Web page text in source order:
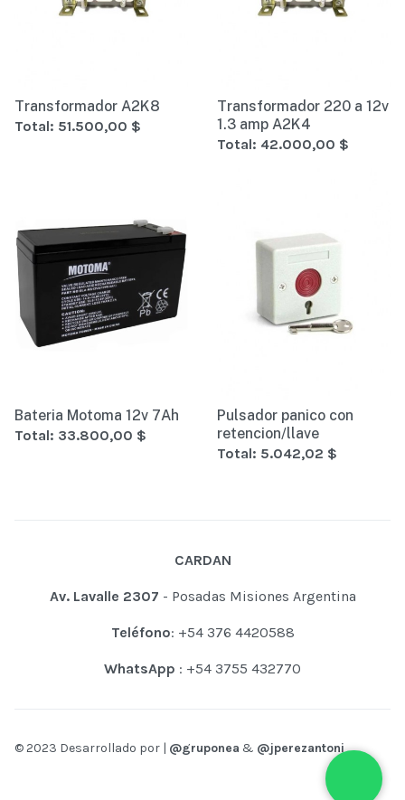
Transformador A2K8
Total: 51.500,00 $
Transformador 220 a 12v
1.3 amp A2K4
Total: 42.000,00 $
Bateria Motoma 12v 7Ah
Total: 33.800,00 $
Pulsador panico con
retencion/llave
Total: 5.042,02 $
CARDAN
Av. Lavalle 2307 - Posadas Misiones Argentina
Teléfono: +54 376 4420588
WhatsApp : +54 3755 432770
© 2023 Desarrollado por | @gruponea & @jperezantoni